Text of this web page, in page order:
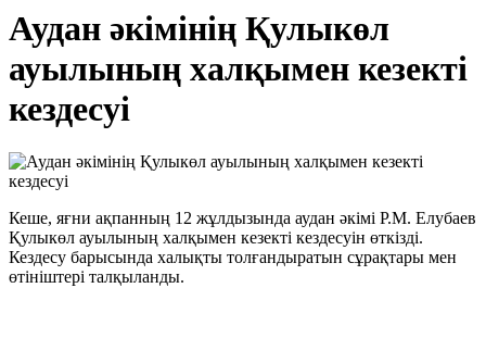
Аудан әкімінің Қулыкөл
ауылының халқымен кезекті
кездесуі
Кеше, яғни ақпанның 12 жұлдызында аудан әкімі Р.М. Елубаев
Қулыкөл ауылының халқымен кезекті кездесуін өткізді.
Кездесу барысында халықты толғандыратын сұрақтары мен
өтініштері талқыланды.